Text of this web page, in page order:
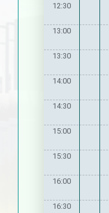
12:30
13:00
13:30
14:00
14:30
15:00
15:30
16:00
16:30